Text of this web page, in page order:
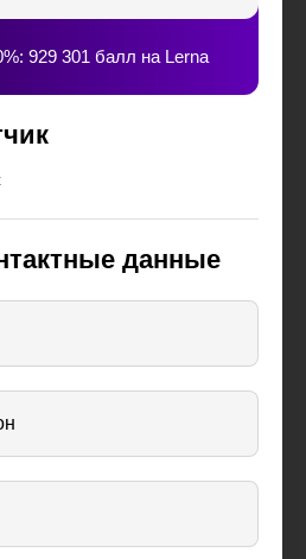
929 301 балл на Lerna
данные